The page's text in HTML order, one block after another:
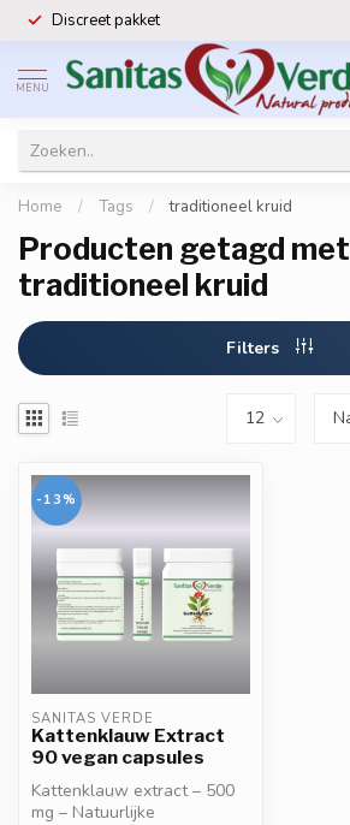
Discreet pakket
MENU
Home / Tags / traditioneel kruid
Producten getagd met
traditioneel kruid
Filters
-13%
SANITAS VERDE
Kattenklauw Extract
90 vegan capsules
Kattenklauw extract – 500
mg – Natuurlijke